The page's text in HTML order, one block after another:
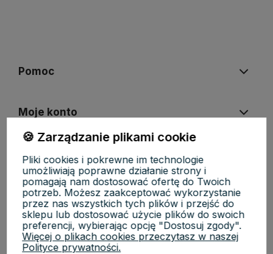
Pomoc
Moje konto
Informacje
O nas
🍪 Zarządzanie plikami cookie
Pliki cookies i pokrewne im technologie
umożliwiają poprawne działanie strony i
pomagają nam dostosować ofertę do Twoich
potrzeb. Możesz zaakceptować wykorzystanie
przez nas wszystkich tych plików i przejść do
sklepu lub dostosować użycie plików do swoich
preferencji, wybierając opcję "Dostosuj zgody".
Więcej o plikach cookies przeczytasz w naszej
Polityce prywatności.